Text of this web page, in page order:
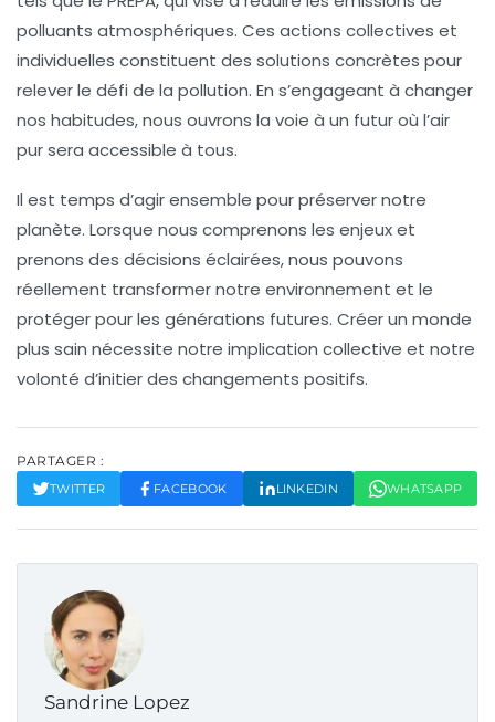
polluants atmosphériques. Ces actions collectives et
individuelles constituent des solutions concrètes pour
relever le défi de la pollution. En s’engageant à changer
nos habitudes, nous ouvrons la voie à un futur où l’air
pursera accessible à tous.
Il est temps d’agir ensemble pour préserver notre
planète. Lorsque nous comprenons les enjeux et
prenons des décisions éclairées, nous pouvons
réellement transformer notre environnement et le
protéger pour les générations futures. Créer un monde
plus sain nécessite notre implication collective et notre
volonté d’initier des changements positifs.
PARTAGER :
TWITTER FACEBOOK LINKEDIN WHATSAPP
Sandrine Lopez